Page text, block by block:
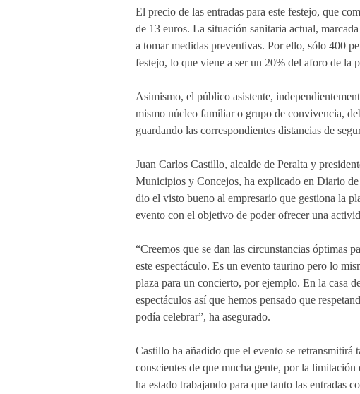
El precio de las entradas para este festejo, que
de 13 euros. La situación sanitaria actual,
a tomar medidas preventivas. Por ello, sólo 400
festejo, lo que viene a ser un 20% del aforo de la
Asimismo, el público asistente,
mismo núcleo familiar o grupo de convivencia,
guardando las correspondientes distancias de
Juan Carlos Castillo, alcalde de Peralta y
Municipios y Concejos, ha explicado en Diario
dio el visto bueno al empresario que gestiona la
evento con el objetivo de poder ofrecer una
“Creemos que se dan las circunstancias óptimas
este espectáculo. Es un evento taurino pero lo
plaza para un concierto, por ejemplo. En la casa
espectáculos así que hemos pensado que
podía celebrar”, ha asegurado.
Castillo ha añadido que el evento se retransmitirá
conscientes de que mucha gente, por la
ha estado trabajando para que tanto las entradas